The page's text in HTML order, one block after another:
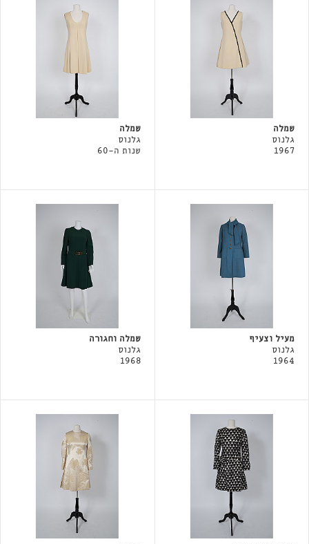
שמלה
גלנוס
1967
שמלה
גלנוס
שנות ה-60
מעיל וצעיף
גלנוס
1964
שמלה וחגורה
גלנוס
1968